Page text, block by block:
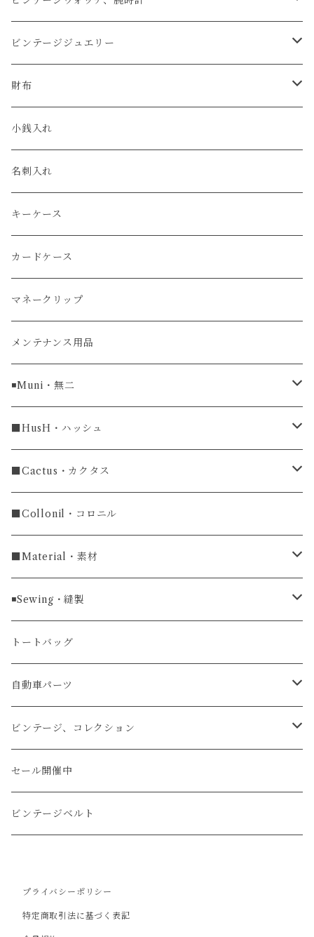
コードバン
クロコダイル
エコレザー
エレファント
アリゲーター
リザード
ガルーシャ（エイ）
牛革
ラグ幅16mm
ラグ幅18mm
ラグ幅19mm
ラグ幅20mm
ラグ幅22mm
ラグ幅24mm
オメガ / OMEGA
ユリスナルダン / ULYSSE NARDIN
セイコー / SEIKO
ルミノックス / LUMINOX
エルメス / HERMES
ビンテージジュエリー
カルティエ / Cartier
財布
コンパクト
長財布
小銭入れ
名刺入れ
キーケース
カードケース
マネークリップ
メンテナンス用品
◾️Muni・無二
長財布
長財布
ラウンドファスナー長財布
名刺入れ
小銭入れ
キーケース
時計ベルト
マネークリップ
腕時計
■HusH・ハッシュ
ラウンドファスナー
カードケース
マウスパッド
コインケース
キーホルダー
キーケース
■Cactus・カクタス
コインケース
キーホルダー
ライターケース
レザーウォッチ
文字盤Mサイズ（φ33mm）
文字盤Sサイズ（φ26mm）
レザーウォレット
ロング
ショート
タバコケース
カードケース
ウォレットロープ
■Collonil・コロニル
■Material・素材
クロコダイル
パイソン
リザード
エレファント
ガルーシャ（エイ）
アリゲーター
コードバン
◾️Sewing・縫製
ハンドステッチ（手縫い）仕立て
ミシンステッチ仕立て
トートバッグ
自動車パーツ
ステアリング
シフトノブ
ビンテージ、コレクション
ウッドキーホルダー
ZIPPO/ジッポー・ライター
セール開催中
ビンテージベルト
プライバシーポリシー
特定商取引法に基づく表記